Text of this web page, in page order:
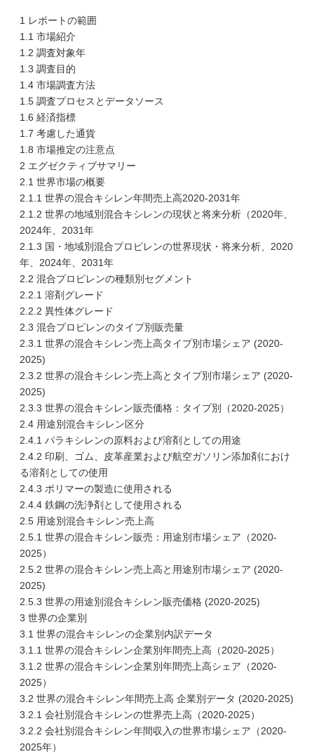
1 レポートの範囲
1.1 市場紹介
1.2 調査対象年
1.3 調査目的
1.4 市場調査方法
1.5 調査プロセスとデータソース
1.6 経済指標
1.7 考慮した通貨
1.8 市場推定の注意点
2 エグゼクティブサマリー
2.1 世界市場の概要
2.1.1 世界の混合キシレン年間売上高2020-2031年
2.1.2 世界の地域別混合キシレンの現状と将来分析（2020年、
2024年、2031年
2.1.3 国・地域別混合プロピレンの世界現状・将来分析、2020
年、2024年、2031年
2.2 混合プロピレンの種類別セグメント
2.2.1 溶剤グレード
2.2.2 異性体グレード
2.3 混合プロピレンのタイプ別販売量
2.3.1 世界の混合キシレン売上高タイプ別市場シェア (2020-
2025)
2.3.2 世界の混合キシレン売上高とタイプ別市場シェア (2020-
2025)
2.3.3 世界の混合キシレン販売価格：タイプ別（2020-2025）
2.4 用途別混合キシレン区分
2.4.1 パラキシレンの原料および溶剤としての用途
2.4.2 印刷、ゴム、皮革産業および航空ガソリン添加剤におけ
る溶剤としての使用
2.4.3 ポリマーの製造に使用される
2.4.4 鉄鋼の洗浄剤として使用される
2.5 用途別混合キシレン売上高
2.5.1 世界の混合キシレン販売：用途別市場シェア（2020-
2025）
2.5.2 世界の混合キシレン売上高と用途別市場シェア (2020-
2025)
2.5.3 世界の用途別混合キシレン販売価格 (2020-2025)
3 世界の企業別
3.1 世界の混合キシレンの企業別内訳データ
3.1.1 世界の混合キシレン企業別年間売上高（2020-2025）
3.1.2 世界の混合キシレン企業別年間売上高シェア（2020-
2025）
3.2 世界の混合キシレン年間売上高 企業別データ (2020-2025)
3.2.1 会社別混合キシレンの世界売上高（2020-2025）
3.2.2 会社別混合キシレン年間収入の世界市場シェア（2020-
2025年）